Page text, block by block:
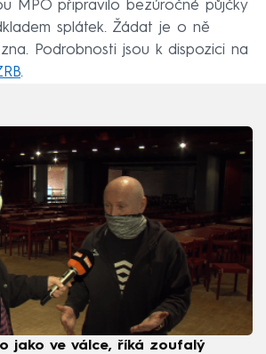
MPO připravilo bezúročné půjčky
splátek. Žádat je o ně
Podrobnosti jsou k dispozici na
.
to jako ve válce, říká zoufalý